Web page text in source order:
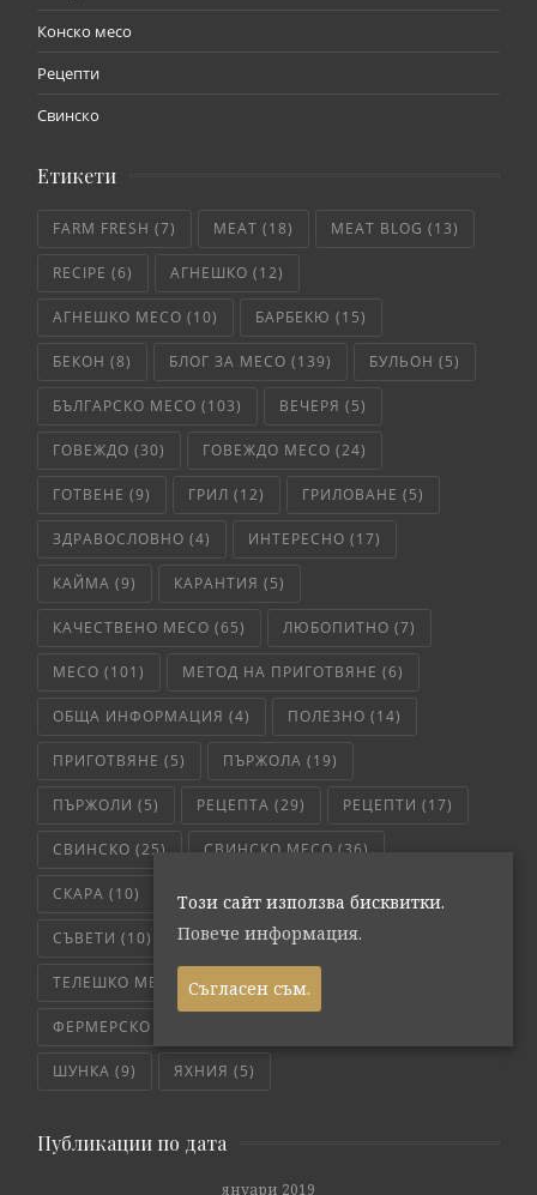
Конско месо
Рецепти
Свинско
Етикети
FARM FRESH (7) MEAT (18) MEAT BLOG (13)
RECIPE (6) АГНЕШКО (12)
АГНЕШКО МЕСО (10) БАРБЕКЮ (15)
БЕКОН (8) БЛОГ ЗА МЕСО (139) БУЛЬОН (5)
БЪЛГАРСКО МЕСО (103) ВЕЧЕРЯ (5)
ГОВЕЖДО (30) ГОВЕЖДО МЕСО (24)
ГОТВЕНЕ (9) ГРИЛ (12) ГРИЛОВАНЕ (5)
ЗДРАВОСЛОВНО (4) ИНТЕРЕСНО (17)
КАЙМА (9) КАРАНТИЯ (5)
КАЧЕСТВЕНО МЕСО (65) ЛЮБОПИТНО (7)
МЕСО (101) МЕТОД НА ПРИГОТВЯНЕ (6)
ОБЩА ИНФОРМАЦИЯ (4) ПОЛЕЗНО (14)
ПРИГОТВЯНЕ (5) ПЪРЖОЛА (19)
ПЪРЖОЛИ (5) РЕЦЕПТА (29) РЕЦЕПТИ (17)
СВИНСКО (25) СВИНСКО МЕСО (36)
СКАРА (10) СЛОУ КУКЪР СОС
СЪВЕТИ (10) ТЕЛЕШКО(7)
ТЕЛЕШКО МЕСО (6) ТРИКОВЕ
ФЕРМЕРСКО СВЕЖО
ШУНКА (9) ЯХНИЯ (5)
Публикации по дата
януари 2019
Този сайт използва бисквитки.
Повече информация.
Съгласен съм.